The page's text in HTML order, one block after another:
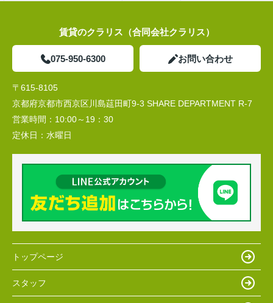
賃貸のクラリス（合同会社クラリス）
075-950-6300 お問い合わせ
〒615-8105
京都府京都市西京区川島莚田町9-3 SHARE DEPARTMENT R-7
営業時間： 10:00～19：30
定休日： 水曜日
トップページ
スタッフ